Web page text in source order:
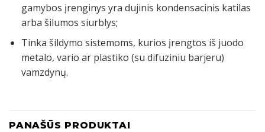
gamybos įrenginys yra dujinis kondensacinis katilas
arba šilumos siurblys;
Tinka šildymo sistemoms, kurios įrengtos iš juodo
metalo, vario ar plastiko (su difuziniu barjeru)
vamzdynų.
PANAŠŪS PRODUKTAI